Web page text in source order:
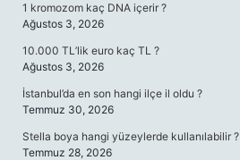
1 kromozom kaç DNA içerir ?
Ağustos 3, 2026
10.000 TL’lik euro kaç TL ?
Ağustos 3, 2026
İstanbul’da en son hangi ilçe il oldu ?
Temmuz 30, 2026
Stella boya hangi yüzeylerde kullanılabilir ?
Temmuz 28, 2026